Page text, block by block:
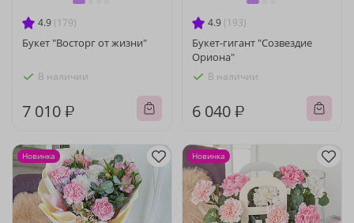
4.9 (179)
Букет "Восторг от жизни"
В наличии
7 010 ₽
4.9 (193)
Букет-гигант "Созвездие
Ориона"
В наличии
6 040 ₽
Новинка Новинка